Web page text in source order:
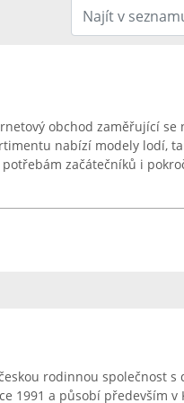
obchod zaměřující se
nabízí modely lodí,
začátečníků i
rodinnou společnost s
1991 a působí především v